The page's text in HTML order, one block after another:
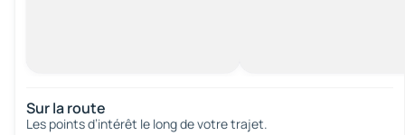
Sur la route
Les points d’intérêt le long de votre trajet.